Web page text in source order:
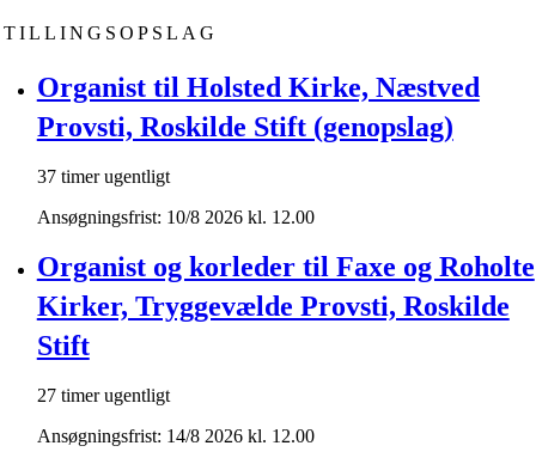
Organist til Holsted Kirke, Næstved
Provsti, Roskilde Stift (genopslag)
37 timer ugentligt
Ansøgningsfrist: 10/8 2026 kl. 12.00
Organist og korleder til Faxe og Roholte
Kirker, Tryggevælde Provsti, Roskilde
Stift
27 timer ugentligt
Ansøgningsfrist: 14/8 2026 kl. 12.00